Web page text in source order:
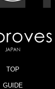
TOP
GUIDE